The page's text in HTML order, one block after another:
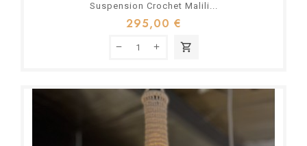
Suspension Crochet Malili...
295,00 €
shopping_cart